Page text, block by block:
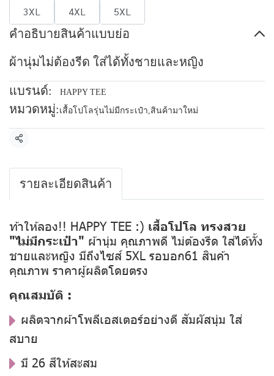
3XL
4XL 5XL
คำอธิบายสินค้าแบบย่อ
ผ้านุ่มไม่ต้องรีด ใส่ได้ทั้งชายและหญิง
แบรนด์: HAPPY TEE
หมวดหมู่: เสื้อโปโลรุ่นไม่มีกระเป๋า,สินค้ามาใหม่
แชร์
รายละเอียดสินค้า
ท้าให้ลอง!! HAPPY TEE :) เสื้อโปโล ทรงสวย
"ไม่มีกระเป๋า" ผ้านุ่ม คุณภาพดี ไม่ต้องรีด ใส่ได้ทั้ง
ชายและหญิง มีถึงไซส์ 5XL รอบอก61 สินค้า
คุณภาพ ราคาผู้ผลิตโดยตรง
คุณสมบัติ :
ผลิตจากผ้าโพลีเอสเตอร์อย่างดี สัมผัสนุ่ม ใส่
สบาย
มี 26 สีให้สะสม